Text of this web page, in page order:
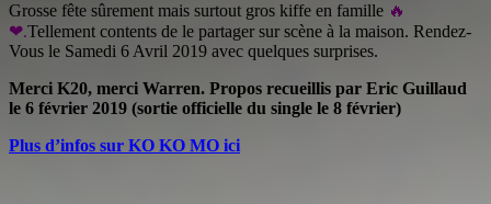
Grosse fête sûrement mais surtout gros kiffe en famille 🔥
❤.Tellement contents de le partager sur scène à la maison. Rendez-
Vous le Samedi 6 Avril 2019 avec quelques surprises.
Merci K20, merci Warren. Propos recueillis par Eric Guillaud
le 6 février 2019 (sortie officielle du single le 8 février)
Plus d’infos sur KO KO MO ici